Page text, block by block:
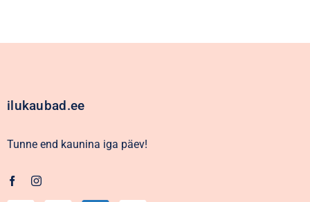
ilukaubad.ee
Tunne end kaunina iga päev!